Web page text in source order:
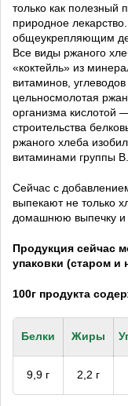
только как полезный
природное
общеукрепляющим
Все виды ржаного
«коктейль» из
витаминов,
цельносмолотая
организма кислотой
строительства
ржаного хлеба
витаминами группы В.
Сейчас с
выпекают не только
домашнюю выпечку и
Продукция сейчас
упаковки (старом и
100г продукта
Белки Жиры
9,9 г 2,2 г